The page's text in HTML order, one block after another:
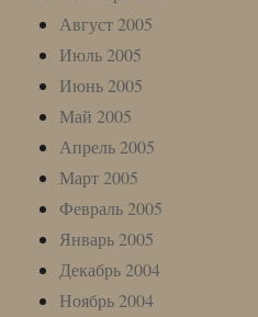
Август 2005
Июль 2005
Июнь 2005
Май 2005
Апрель 2005
Март 2005
Февраль 2005
Январь 2005
Декабрь 2004
Ноябрь 2004